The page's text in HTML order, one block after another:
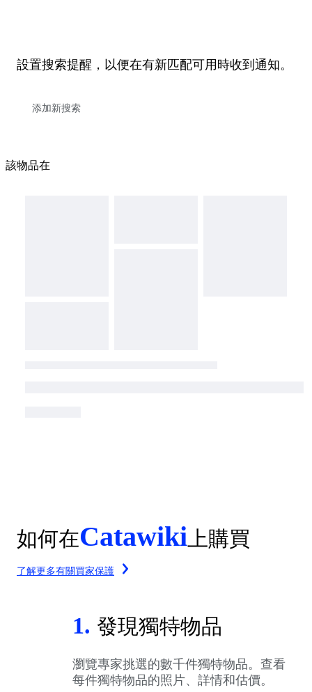
設置搜索提醒，以便在有新匹配可用時收到通知。
該物品在
如何在Catawiki 上購買
了解更多有關買家保護
1. 發現獨特物品
瀏覽專家挑選的數千件獨特物品。查看
每件獨特物品的照片、詳情和估價。